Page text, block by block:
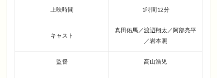
上映時間 1時間12分
キャスト
真田佑馬／渡辺翔太／阿部亮平
／岩本照
監督 高山浩児